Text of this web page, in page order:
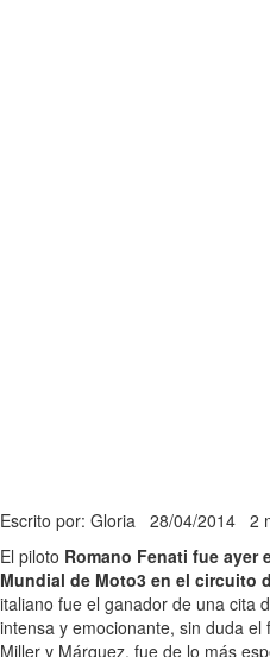
Escrito por: Gloria 28/04/2014 2
El piloto Romano Fenati fue ayer
Mundial de Moto3 en el circuito
italiano fue el ganador de una cita
intensa y emocionante, sin duda
Miller y Márquez, fue de lo más